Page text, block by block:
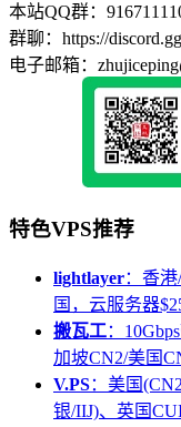
本站QQ群：
群聊：https://
电子邮箱：
特色VPS推荐
lightlayer：香
国，云服务器
搬瓦工：
加坡CN2/美国
V.PS：美国
银/IIJ)、英国